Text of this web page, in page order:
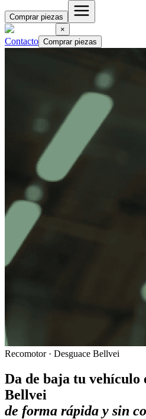
Comprar piezas
×
Contacto Comprar piezas
Recomotor · Desguace Bellvei
Da de baja tu vehículo
Bellvei
de forma rápida y sin